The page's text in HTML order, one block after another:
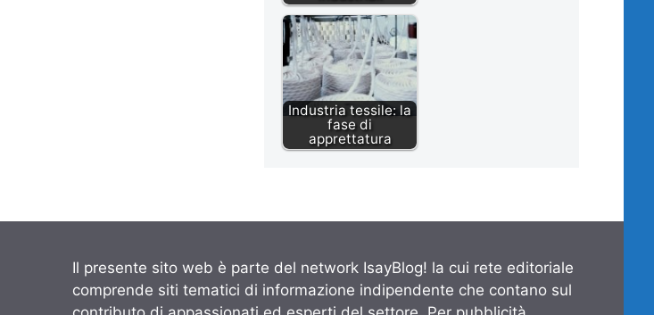
Industria tessile: la
fase di
apprettatura
Il presente sito web è parte del network IsayBlog! la cui rete editoriale
comprende siti tematici di informazione indipendente che contano sul